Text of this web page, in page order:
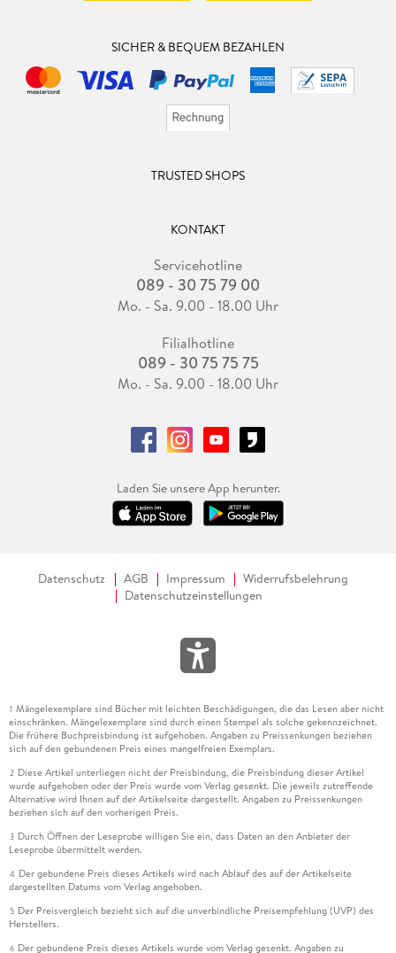
SICHER & BEQUEM BEZAHLEN
TRUSTED SHOPS
KONTAKT
Servicehotline
089 - 30 75 79 00
Mo. - Sa. 9.00 - 18.00 Uhr
Filialhotline
089 - 30 75 75 75
Mo. - Sa. 9.00 - 18.00 Uhr
Laden Sie unsere App herunter.
Datenschutz AGB Impressum
Widerrufsbelehrung
Datenschutzeinstellungen
1 Mängelexemplare sind Bücher mit leichten Beschädigungen, die das Lesen aber nicht
einschränken. Mängelexemplare sind durch einen Stempel als solche gekennzeichnet.
Die frühere Buchpreisbindung ist aufgehoben. Angaben zu Preissenkungen beziehen
sich auf den gebundenen Preis eines mangelfreien Exemplars.
2 Diese Artikel unterliegen nicht der Preisbindung, die Preisbindung dieser Artikel
wurde aufgehoben oder der Preis wurde vom Verlag gesenkt. Die jeweils zutreffende
Alternative wird Ihnen auf der Artikelseite dargestellt. Angaben zu Preissenkungen
beziehen sich auf den vorherigen Preis.
3 Durch Öffnen der Leseprobe willigen Sie ein, dass Daten an den Anbieter der
Leseprobe übermittelt werden.
4 Der gebundene Preis dieses Artikels wird nach Ablauf des auf der Artikelseite
dargestellten Datums vom Verlag angehoben.
5 Der Preisvergleich bezieht sich auf die unverbindliche Preisempfehlung (UVP) des
Herstellers.
6 Der gebundene Preis dieses Artikels wurde vom Verlag gesenkt. Angaben zu